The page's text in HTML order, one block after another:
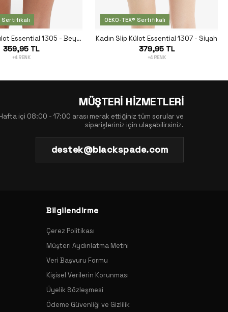
Sertifikalı
Kadın Slip Külot Essential 1305 - Beyaz
359,95 TL
+4 RENK
OEKO-TEX® Sertifikalı
Kadın Slip Külot Essential 1307 - Siyah
379,95 TL
+4 RENK
MÜŞTERİ HİZMETLERİ
Hafta içi 08:00 - 17:00 arası merak ettiğiniz tüm sorular ve
siparişleriniz için ulaşabilirsiniz.
destek@blackspade.com
Bilgilendirme
Çerez Politikası
Müşteri Aydınlatma Metni
Veri Başvuru Formu
Kişisel Verilerin Korunması
Üyelik Sözleşmesi
Ödeme Güvenliği ve Gizlilik